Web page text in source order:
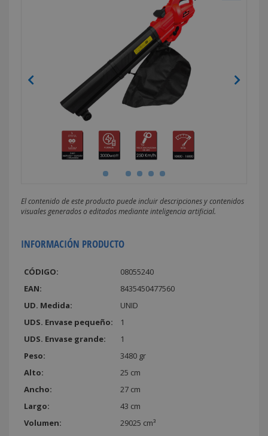
El contenido de este producto puede incluir descripciones y contenidos
visuales generados o editados mediante inteligencia artificial.
INFORMACIÓN PRODUCTO
CÓDIGO:
08055240
EAN:
8435450477560
UD. Medida:
UNID
UDS. Envase pequeño:
1
UDS. Envase grande:
1
Peso:
3480 gr
Alto:
25 cm
Ancho:
27 cm
Largo:
43 cm
Volumen:
29025 cm³